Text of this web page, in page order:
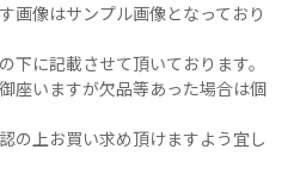
画像はサンプル画像となっており
下に記載させて頂いております。
座いますが欠品等あった場合は個
の上お買い求め頂けますよう宜し